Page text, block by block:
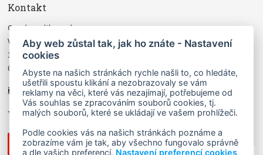
Kontakt
Czechwealth, spol. s r.o.
Višňová 4
140 00 Praha 4
Česká Republika
info@czechwealth.cz
+420 226 804 571 (9–12 hod.)
Aby web zůstal tak, jak ho znáte - Nastavení
cookies
Abyste na našich stránkách rychle našli to, co hledáte,
ušetřili spoustu klikání a nezobrazovaly se vám
reklamy na věci, které vás nezajímají, potřebujeme od
Vás souhlas se zpracováním souborů cookies, tj.
malých souborů, které se ukládají ve vašem prohlížeči.
Podle cookies vás na našich stránkách poznáme a
zobrazíme vám je tak, aby všechno fungovalo správně
a dle vašich preferencí. Nastavení preferencí cookies